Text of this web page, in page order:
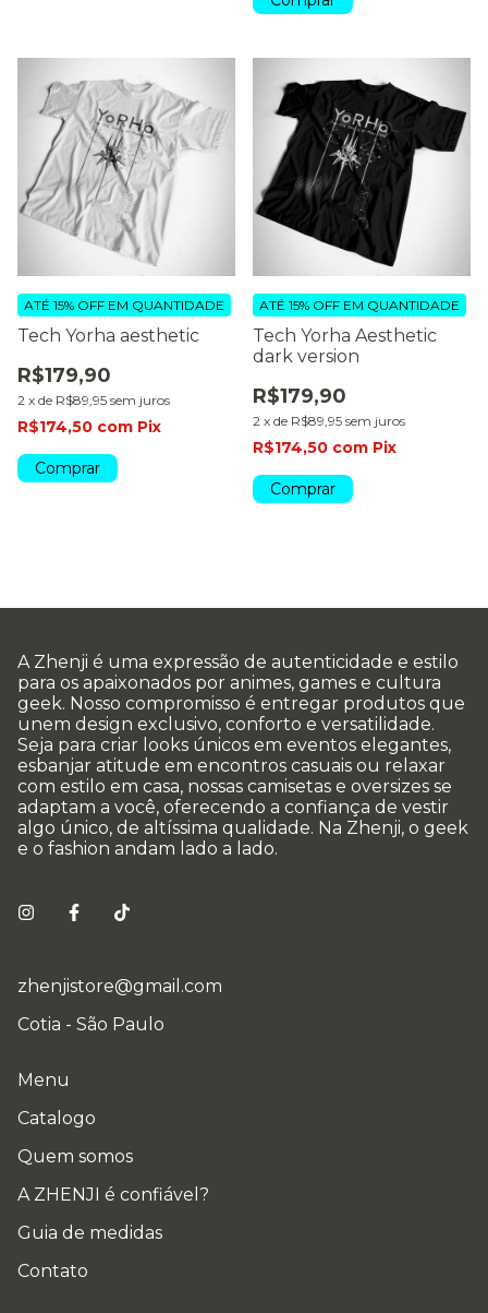
Tech Yorha aesthetic
R$179,90
2 x de R$89,95 sem juros
ATÉ 15% OFF EM QUANTIDADE
R$174,50 com Pix
Comprar
Tech Yorha Aesthetic
dark version
R$179,90
2 x de R$89,95 sem juros
ATÉ 15% OFF EM QUANTIDADE
R$174,50 com Pix
Comprar
A Zhenji é uma expressão de autenticidade e estilo
para os apaixonados por animes, games e cultura
geek. Nosso compromisso é entregar produtos que
unem design exclusivo, conforto e versatilidade.
Seja para criar looks únicos em eventos elegantes,
esbanjar atitude em encontros casuais ou relaxar
com estilo em casa, nossas camisetas e oversizes se
adaptam a você, oferecendo a confiança de vestir
algo único, de altíssima qualidade. Na Zhenji, o geek
e o fashion andam lado a lado.
zhenjistore@gmail.com
Cotia - São Paulo
Menu
Catalogo
Quem somos
A ZHENJI é confiável?
Guia de medidas
Contato